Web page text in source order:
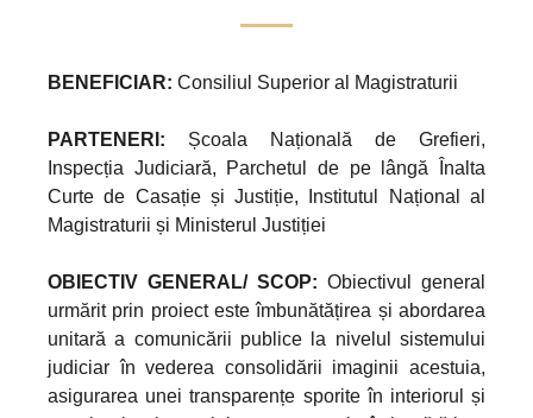
BENEFICIAR: Consiliul Superior al Magistraturii
PARTENERI: Școala Națională de Grefieri,
Inspecția Judiciară, Parchetul de pe lângă Înalta
Curte de Casație și Justiție, Institutul Național al
Magistraturii și Ministerul Justiției
OBIECTIV GENERAL/ SCOP: Obiectivul general
urmărit prin proiect este îmbunătățirea și abordarea
unitară a comunicării publice la nivelul sistemului
judiciar în vederea consolidării imaginii acestuia,
asigurarea unei transparențe sporite în interiorul și